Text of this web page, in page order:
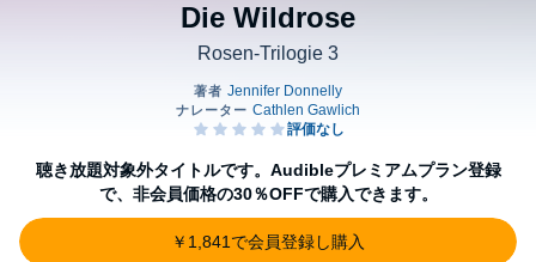
Die Wildrose
Rosen-Trilogie 3
聴き放題対象外タイトルです。Audibleプレミアムプラン登録
で、非会員価格の30％OFFで購入できます。
￥1,841で会員登録し購入